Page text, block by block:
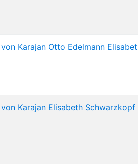
Karajan Otto Edelmann
Karajan Elisabeth Schwarzkopf